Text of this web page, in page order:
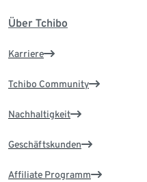
Über Tchibo
Karriere
Tchibo Community
Nachhaltigkeit
Geschäftskunden
Affiliate Programm